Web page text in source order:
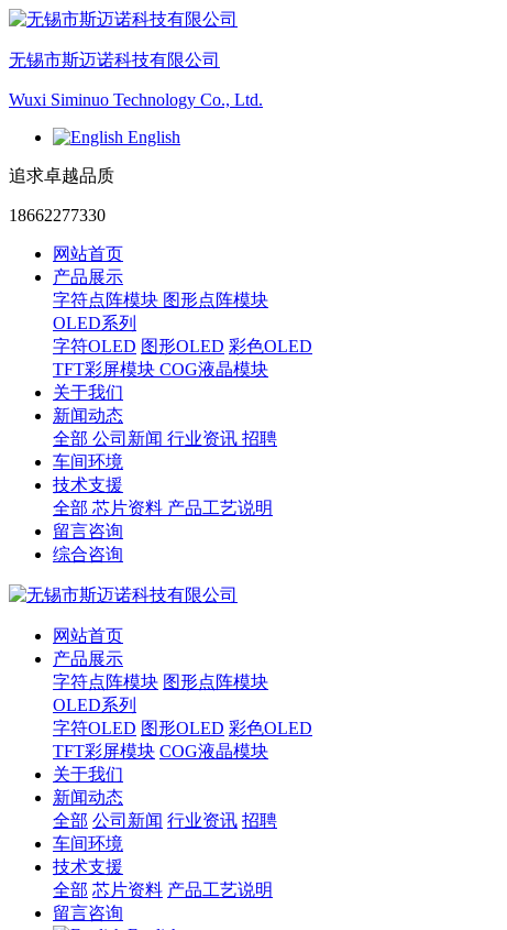
无锡市斯迈诺科技有限公司
Wuxi Siminuo Technology Co., Ltd.
English
追求卓越品质
18662277330
网站首页
产品展示
字符点阵模块 图形点阵模块
OLED系列
字符OLED 图形OLED 彩色OLED
TFT彩屏模块 COG液晶模块
关于我们
新闻动态
全部 公司新闻 行业资讯 招聘
车间环境
技术支援
全部 芯片资料 产品工艺说明
留言咨询
综合咨询
网站首页
产品展示
字符点阵模块 图形点阵模块
OLED系列
字符OLED 图形OLED 彩色OLED
TFT彩屏模块 COG液晶模块
关于我们
新闻动态
全部 公司新闻 行业资讯 招聘
车间环境
技术支援
全部 芯片资料 产品工艺说明
留言咨询